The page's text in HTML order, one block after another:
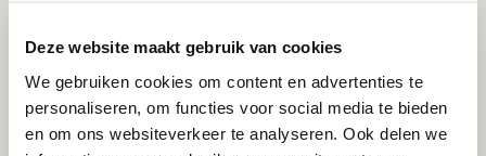
Deze website maakt gebruik van cookies
We gebruiken cookies om content en advertenties te
personaliseren, om functies voor social media te bieden
en om ons websiteverkeer te analyseren. Ook delen we
Adoptie 06-08-2026